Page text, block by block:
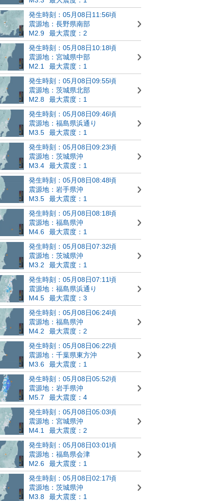
発生時刻：05月08日11:56頃
震源地：長野県南部
M2.9
最大震度：2
発生時刻：05月08日10:18頃
震源地：宮城県中部
M2.1
最大震度：1
発生時刻：05月08日09:55頃
震源地：茨城県北部
M2.8
最大震度：1
発生時刻：05月08日09:46頃
震源地：福島県浜通り
M3.5
最大震度：1
発生時刻：05月08日09:23頃
震源地：茨城県沖
M3.4
最大震度：1
発生時刻：05月08日08:48頃
震源地：岩手県沖
M3.5
最大震度：1
発生時刻：05月08日08:18頃
震源地：福島県沖
M4.6
最大震度：1
発生時刻：05月08日07:32頃
震源地：茨城県沖
M3.2
最大震度：1
発生時刻：05月08日07:11頃
震源地：福島県浜通り
M4.5
最大震度：3
発生時刻：05月08日06:24頃
震源地：福島県沖
M4.2
最大震度：2
発生時刻：05月08日06:22頃
震源地：千葉県東方沖
M3.6
最大震度：1
発生時刻：05月08日05:52頃
震源地：岩手県沖
M5.7
最大震度：4
発生時刻：05月08日05:03頃
震源地：宮城県沖
M4.1
最大震度：2
発生時刻：05月08日03:01頃
震源地：福島県会津
M2.6
最大震度：1
発生時刻：05月08日02:17頃
震源地：茨城県沖
M3.8
最大震度：1